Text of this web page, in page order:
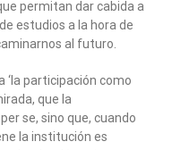
permitan dar cabida a
estudios a la hora de
al futuro.
participación como
que la
se, sino que, cuando
la institución es